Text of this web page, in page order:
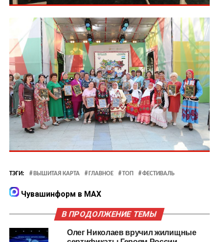
ТЭГИ: ВЫШИТАЯ КАРТА ГЛАВНОЕ ТОП ФЕСТИВАЛЬ
Чувашинформ в MAX
В ПРОДОЛЖЕНИЕ ТЕМЫ
Олег Николаев вручил жилищные